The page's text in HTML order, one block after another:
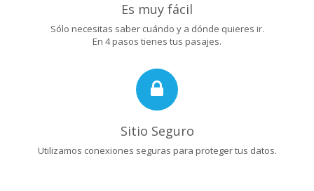
Es muy fácil
Sólo necesitas saber cuándo y a dónde quieres ir.
En 4 pasos tienes tus pasajes.
Sitio Seguro
Utilizamos conexiones seguras para proteger tus datos.